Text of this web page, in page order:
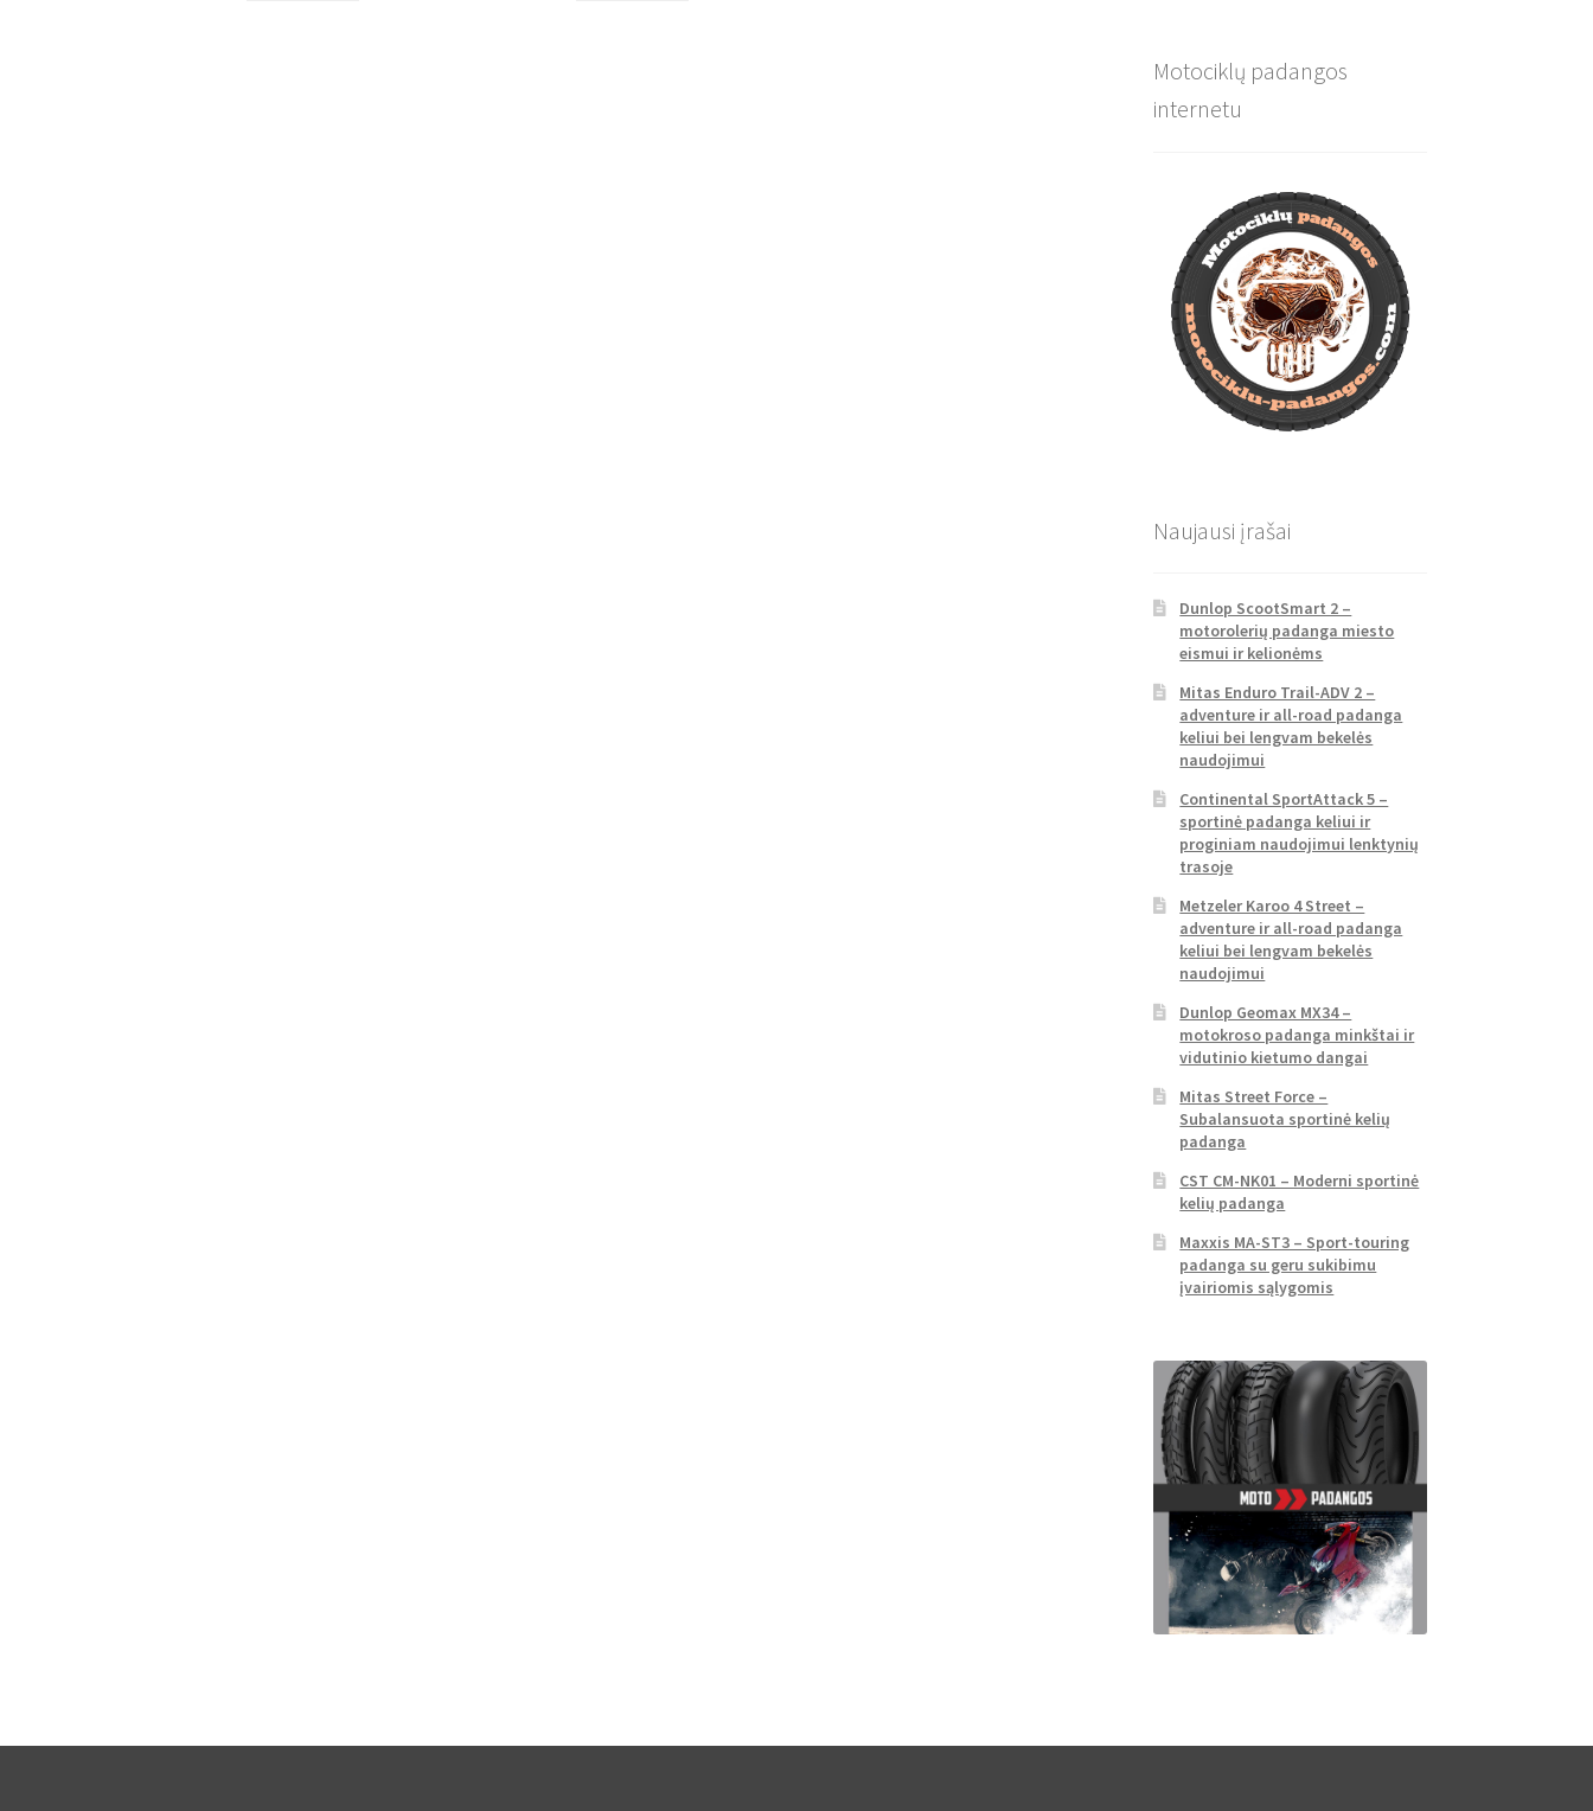
Motociklų padangos
internetu
Naujausi įrašai
Dunlop ScootSmart 2 –
motorolerių padanga miesto
eismui ir kelionėms
Mitas Enduro Trail-ADV 2 –
adventure ir all-road padanga
keliui bei lengvam bekelės
naudojimui
Continental SportAttack 5 –
sportinė padanga keliui ir
proginiam naudojimui lenktynių
trasoje
Metzeler Karoo 4 Street –
adventure ir all-road padanga
keliui bei lengvam bekelės
naudojimui
Dunlop Geomax MX34 –
motokroso padanga minkštai ir
vidutinio kietumo dangai
Mitas Street Force –
Subalansuota sportinė kelių
padanga
CST CM-NK01 – Moderni sportinė
kelių padanga
Maxxis MA-ST3 – Sport-touring
padanga su geru sukibimu
įvairiomis sąlygomis